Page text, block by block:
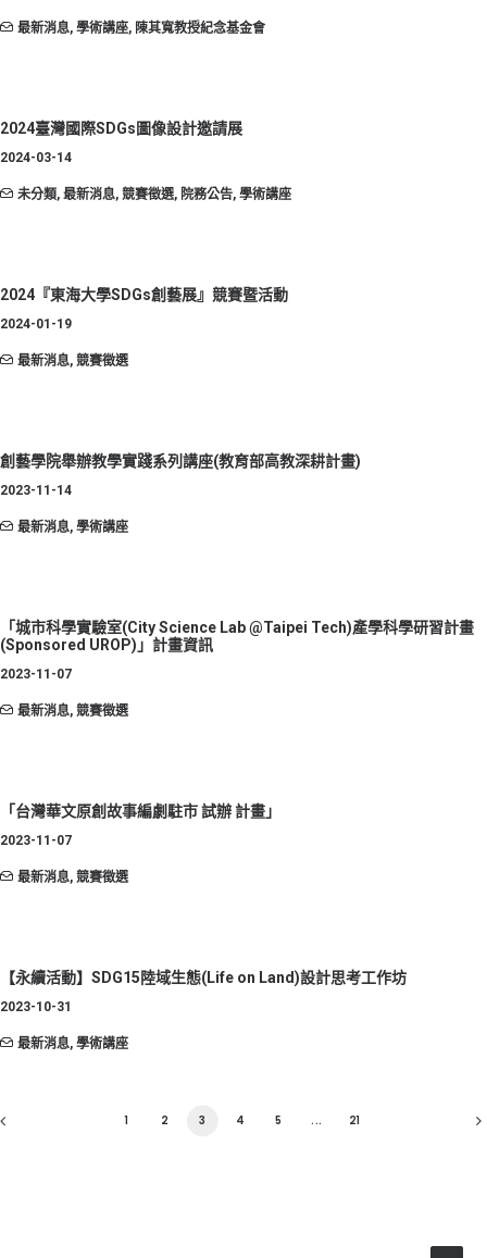
最新消息, 學術講座, 陳其寬教授紀念基金會
2024臺灣國際SDGs圖像設計邀請展
2024-03-14
未分類, 最新消息, 競賽徵選, 院務公告, 學術講座
2024『東海大學SDGs創藝展』競賽暨活動
2024-01-19
最新消息, 競賽徵選
創藝學院舉辦教學實踐系列講座(教育部高教深耕計畫)
2023-11-14
最新消息, 學術講座
「城市科學實驗室(City Science Lab @Taipei Tech)產學科學研習計畫
(Sponsored UROP)」計畫資訊
2023-11-07
最新消息, 競賽徵選
「台灣華文原創故事編劇駐市 試辦 計畫」
2023-11-07
最新消息, 競賽徵選
【永續活動】SDG15陸域生態(Life on Land)設計思考工作坊
2023-10-31
最新消息, 學術講座
1 2 3 4 5 ... 21